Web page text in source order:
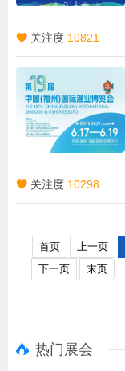
关注度 10821
关注度 10298
首页 上一页
下一页
末页
热门展会